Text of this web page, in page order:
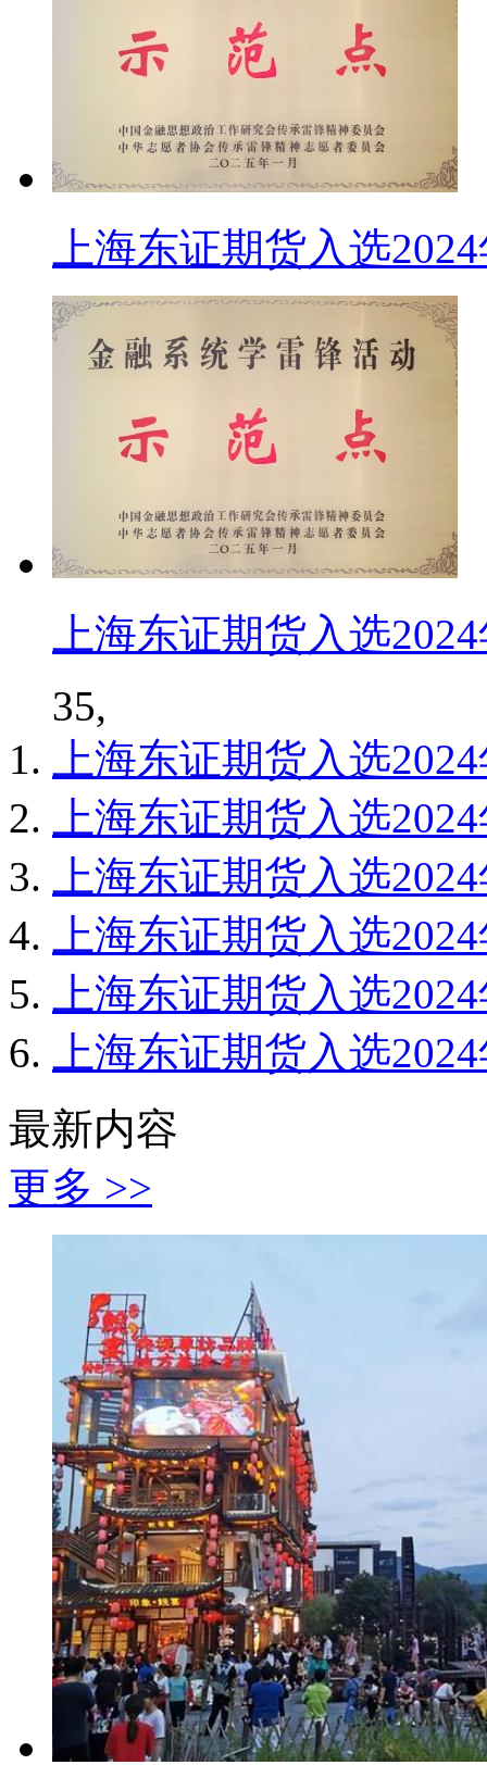
上海东证期货入选
上海东证期货入选
35,
上海东证期货入选
上海东证期货入选
上海东证期货入选
上海东证期货入选
上海东证期货入选
上海东证期货入选
最新内容
更多 >>